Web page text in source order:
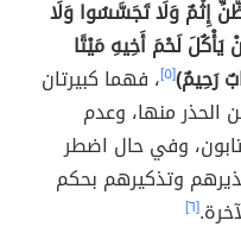
إِثْمٌ وَلَا تَجَسَّسُوا وَلَا
لَحْمَ أَخِيهِ مَيْتًا
رَحِيمٌ)[٥] ، فهما كبيرتان
الحذر منها، وعدم
وفي حال اضطر
وتذكيرهم بحكم
[٦]